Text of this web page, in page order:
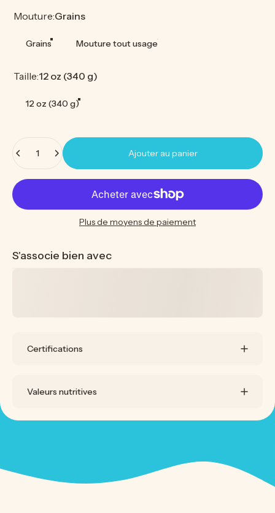
Mouture
Mouture:Grains
Grains Mouture tout usage
Taille
Taille:12 oz (340 g)
12 oz (340 g)
Ajouter au panier
Plus de moyens de paiement
S'associe bien avec
Certifications
Valeurs nutritives